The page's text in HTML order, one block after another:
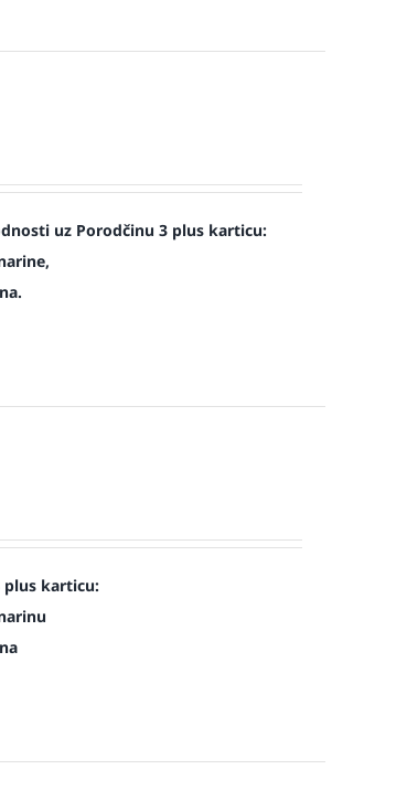
uz Porodčinu 3 plus karticu:
plus karticu: